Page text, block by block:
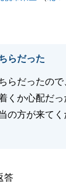
いいたします
閉じる
らだった
らだったの
くか心配だっ
の方が来て
答